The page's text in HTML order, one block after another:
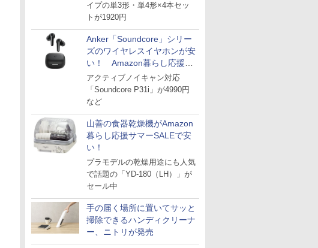
イプの単3形・単4形×4本セッ
トが1920円
Anker「Soundcore」シリー
ズのワイヤレスイヤホンが安
い！ Amazon暮らし応援サ
マーSALE
アクティブノイキャン対応
「Soundcore P31i」が4990円
など
山善の食器乾燥機がAmazon
暮らし応援サマーSALEで安
い！
プラモデルの乾燥用途にも人気
で話題の「YD-180（LH）」が
セール中
手の届く場所に置いてサッと
掃除できるハンディクリーナ
ー、ニトリが発売